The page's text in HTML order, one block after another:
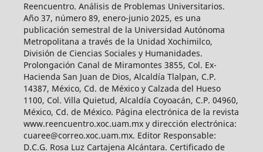
Reencuentro. Análisis de Problemas Universitarios.
Año 37, número 89, enero-junio 2025, es una
publicación semestral de la Universidad Autónoma
Metropolitana a través de la Unidad Xochimilco,
División de Ciencias Sociales y Humanidades.
Prolongación Canal de Miramontes 3855, Col. Ex-
Hacienda San Juan de Dios, Alcaldía Tlalpan, C.P.
14387, México, Cd. de México y Calzada del Hueso
1100, Col. Villa Quietud, Alcaldía Coyoacán, C.P. 04960,
México, Cd. de México. Página electrónica de la revista
www.reencuentro.xoc.uam.mx y dirección electrónica:
cuaree@correo.xoc.uam.mx. Editor Responsable:
D.C.G. Rosa Luz Cartajena Alcántara. Certificado de